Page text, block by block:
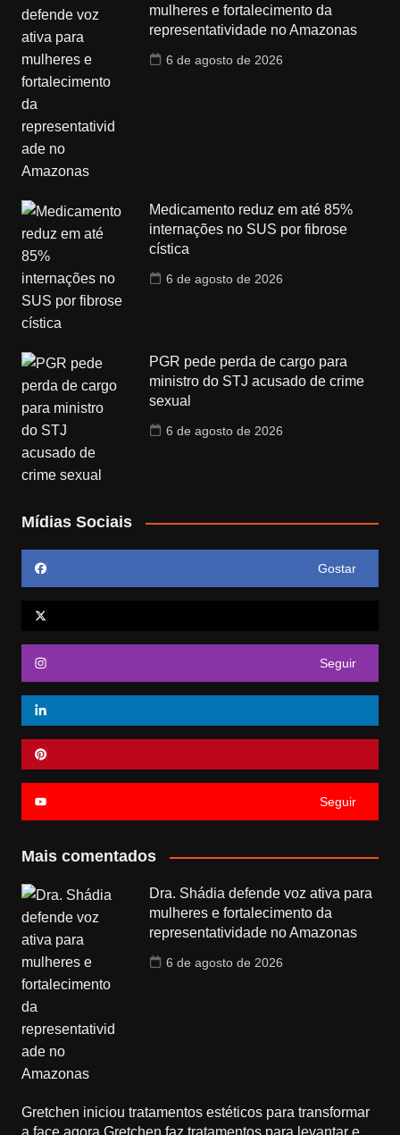
mulheres e fortalecimento da
representatividade no Amazonas
6 de agosto de 2026
Medicamento reduz em até 85%
internações no SUS por fibrose
cística
6 de agosto de 2026
PGR pede perda de cargo para
ministro do STJ acusado de crime
sexual
6 de agosto de 2026
Mídias Sociais
Gostar
Seguir
Seguir
Mais comentados
Dra. Shádia defende voz ativa para
mulheres e fortalecimento da
representatividade no Amazonas
6 de agosto de 2026
Gretchen iniciou tratamentos estéticos para transformar